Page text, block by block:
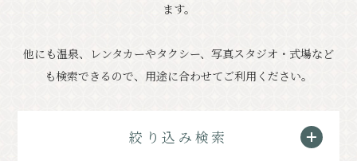
リゾート
モデルコース
ます。
他にも温泉、レンタカーやタクシー、写真スタジオ・式場など
も検索できるので、用途に合わせてご利用ください。
絞り込み検索